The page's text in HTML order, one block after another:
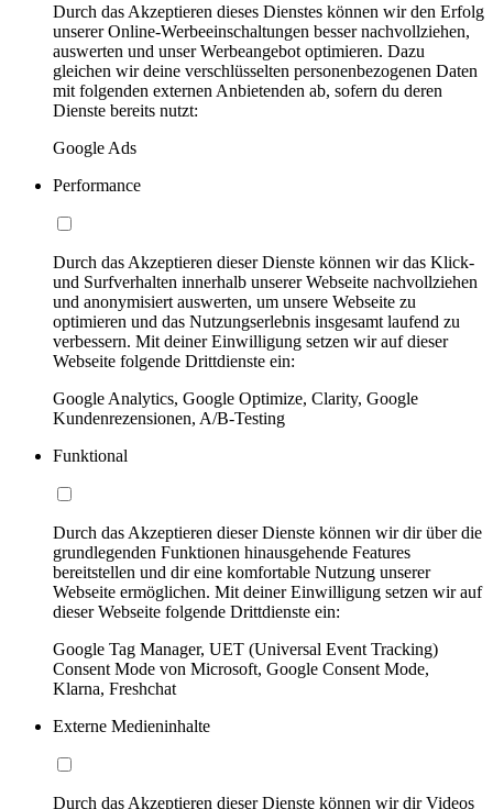
Durch das Akzeptieren dieses Dienstes können wir den Erfolg
unserer Online-Werbeeinschaltungen besser nachvollziehen,
auswerten und unser Werbeangebot optimieren. Dazu
gleichen wir deine verschlüsselten personenbezogenen Daten
mit folgenden externen Anbietenden ab, sofern du deren
Dienste bereits nutzt:
Google Ads
Performance
Durch das Akzeptieren dieser Dienste können wir das Klick-
und Surfverhalten innerhalb unserer Webseite nachvollziehen
und anonymisiert auswerten, um unsere Webseite zu
optimieren und das Nutzungserlebnis insgesamt laufend zu
verbessern. Mit deiner Einwilligung setzen wir auf dieser
Webseite folgende Drittdienste ein:
Google Analytics, Google Optimize, Clarity, Google
Kundenrezensionen, A/B-Testing
Funktional
Durch das Akzeptieren dieser Dienste können wir dir über die
grundlegenden Funktionen hinausgehende Features
bereitstellen und dir eine komfortable Nutzung unserer
Webseite ermöglichen. Mit deiner Einwilligung setzen wir auf
dieser Webseite folgende Drittdienste ein:
Google Tag Manager, UET (Universal Event Tracking)
Consent Mode von Microsoft, Google Consent Mode,
Klarna, Freshchat
Externe Medieninhalte
Durch das Akzeptieren dieser Dienste können wir dir Videos